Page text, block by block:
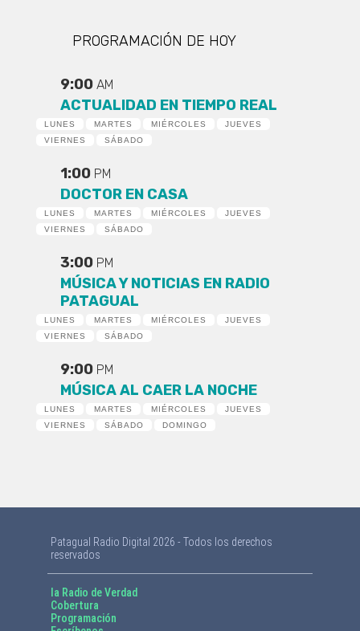
PROGRAMACIÓN DE HOY
9:00 AM
ACTUALIDAD EN TIEMPO REAL
LUNES MARTES MIÉRCOLES
JUEVES
VIERNES
SÁBADO
1:00 PM
DOCTOR EN CASA
LUNES MARTES MIÉRCOLES
JUEVES
VIERNES
SÁBADO
3:00 PM
MÚSICA Y NOTICIAS EN RADIO
PATAGUAL
LUNES MARTES MIÉRCOLES
JUEVES
VIERNES
SÁBADO
9:00 PM
MÚSICA AL CAER LA NOCHE
LUNES MARTES MIÉRCOLES
JUEVES
VIERNES
SÁBADO DOMINGO
Patagual Radio Digital 2026 - Todos los derechos
reservados
la Radio de Verdad
Cobertura
Programación